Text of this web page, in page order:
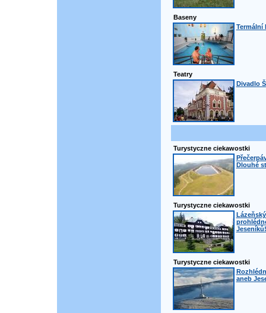
Baseny
Termální
Teatry
Divadlo
Turystyczne ciekawostki
Dlouhé
Turystyczne ciekawostki
Jeseníků!
Turystyczne ciekawostki
aneb